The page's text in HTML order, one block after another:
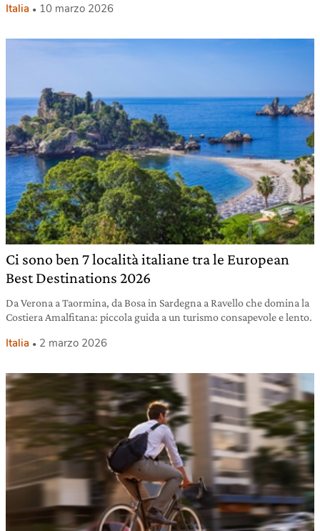
Italia 10 marzo 2026
Ci sono ben 7 località italiane tra le European
Best Destinations 2026
Da Verona a Taormina, da Bosa in Sardegna a Ravello che domina la
Costiera Amalfitana: piccola guida a un turismo consapevole e lento.
Italia 2 marzo 2026